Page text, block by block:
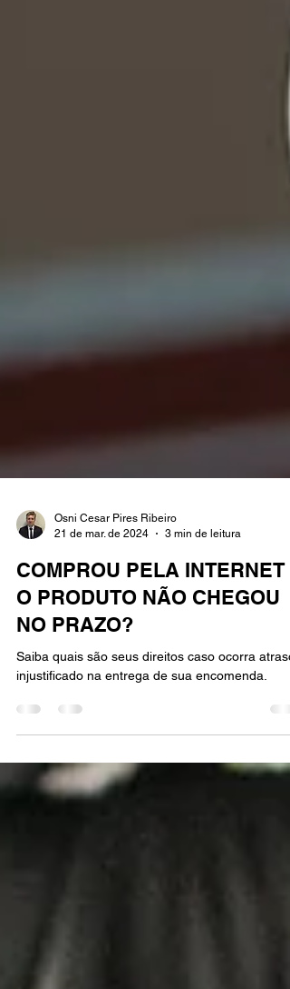
Osni Cesar Pires Ribeiro
21 de mar. de 2024
3 min de leitura
COMPROU PELA INTERNET
O PRODUTO NÃO CHEGOU
NO PRAZO?